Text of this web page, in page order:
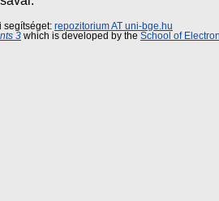
segítséget: repozitorium AT uni-bge.hu
3 which is developed by the School of